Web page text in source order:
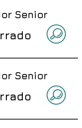
Senior
Senior